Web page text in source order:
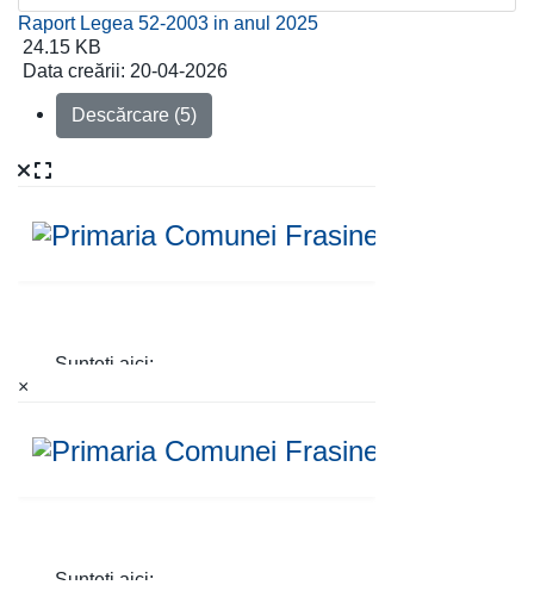
Raport Legea 52-2003 in anul 2025
24.15 KB
Data creării: 20-04-2026
Descărcare (5)
×